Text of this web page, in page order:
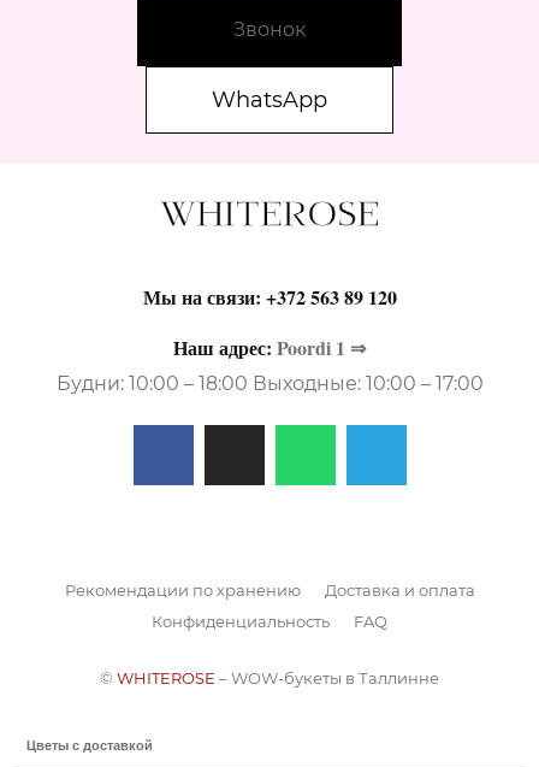
Звонок
WhatsApp
Мы на связи: +372 563 89 120
Наш адрес: Poordi 1 ⇒
Будни: 10:00 – 18:00 Выходные: 10:00 – 17:00
© WHITEROSE – WOW-букеты в Таллинне
Рекомендации по хранению
Доставка и оплата
Конфиденциальность
FAQ
Цветы с доставкой